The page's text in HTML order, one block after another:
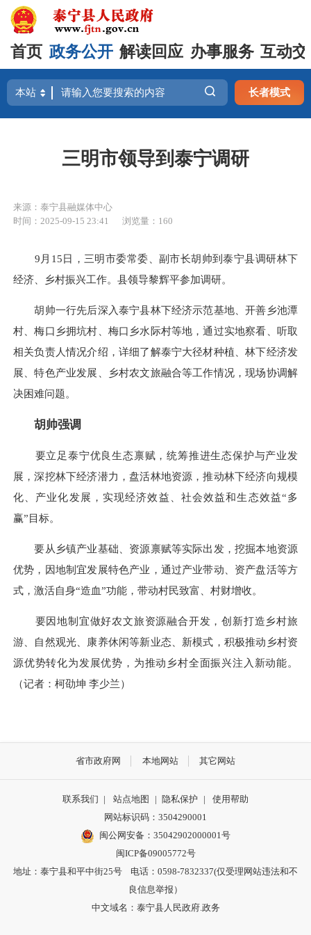
首页 政务公开 解读回应 办事服务 互动
长者模式
三明市领导到泰宁调研
来源：泰宁县融媒体中心
时间：2025-09-15 23:41
浏览量：160
9月15日，三明市委常委、副市长胡帅到泰宁县调研林下
经济、乡村振兴工作。县领导黎辉平参加调研。
胡帅一行先后深入泰宁县林下经济示范基地、开善乡池潭
村、梅口乡拥坑村、梅口乡水际村等地，通过实地察看、听取
相关负责人情况介绍，详细了解泰宁大径材种植、林下经济发
展、特色产业发展、乡村农文旅融合等工作情况，现场协调解
决困难问题。
胡帅强调
要立足泰宁优良生态禀赋，统筹推进生态保护与产业发
展，深挖林下经济潜力，盘活林地资源，推动林下经济向规模
化、产业化发展，实现经济效益、社会效益和生态效益“多
赢”目标。
要从乡镇产业基础、资源禀赋等实际出发，挖掘本地资源
优势，因地制宜发展特色产业，通过产业带动、资产盘活等方
式，激活自身“造血”功能，带动村民致富、村财增收。
要因地制宜做好农文旅资源融合开发，创新打造乡村旅
游、自然观光、康养休闲等新业态、新模式，积极推动乡村资
源优势转化为发展优势，为推动乡村全面振兴注入新动能。
（记者：柯劭坤 李少兰）
省市政府网 本地网站 其它网站
联系我们 | 站点地图 | 隐私保护 |
使用帮助
网站标识码：3504290001
闽公网安备：35042902000001号
闽ICP备09005772号
地址：泰宁县和平中街25号 电话：0598-7832337(仅受理网站违法和不
良信息举报）
中文域名：泰宁县人民政府.政务